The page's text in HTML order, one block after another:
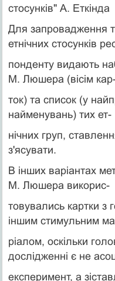
стосунків" А. Еткінда
Для запровадження
етнічних стосунків
понденту видають
М. Люшера (вісім
ток) та список (у
найменувань) тих ет-
нічних груп,
з'ясувати.
В інших варіантах
М. Люшера викорис-
товувались картки з
іншим стимульним
ріалом, оскільки
дослідженні є не
експеримент, а